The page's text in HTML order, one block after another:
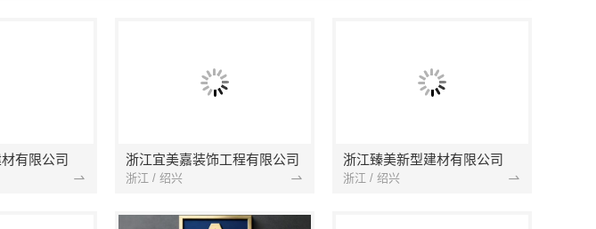
有限公司 浙江宜美嘉装饰工程有限公司
浙江 / 绍兴
浙江臻美新型建材有限公司
浙江 / 绍兴